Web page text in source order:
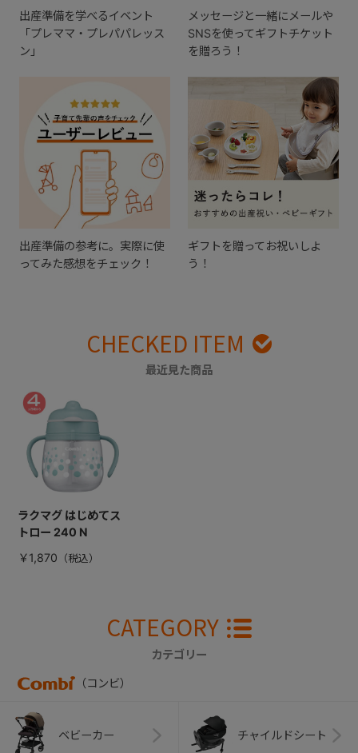
出産準備を学べるイベント
「プレママ・プレパパレッス
ン」
メッセージと一緒にメールや
SNSを使ってギフトチケット
を贈ろう！
出産準備の参考に。実際に使
ってみた感想をチェック！
ギフトを贈ってお祝いしよ
う！
CHECKED ITEM
最近見た商品
ラクマグ はじめてス
トロー 240 N
￥1,870
CATEGORY
カテゴリー
（コンビ）
ベビーカー チャイルドシート